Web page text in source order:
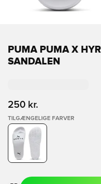
PUMA PUMA X
SANDALEN
250 kr.
TILGÆNGELIGE FARVER